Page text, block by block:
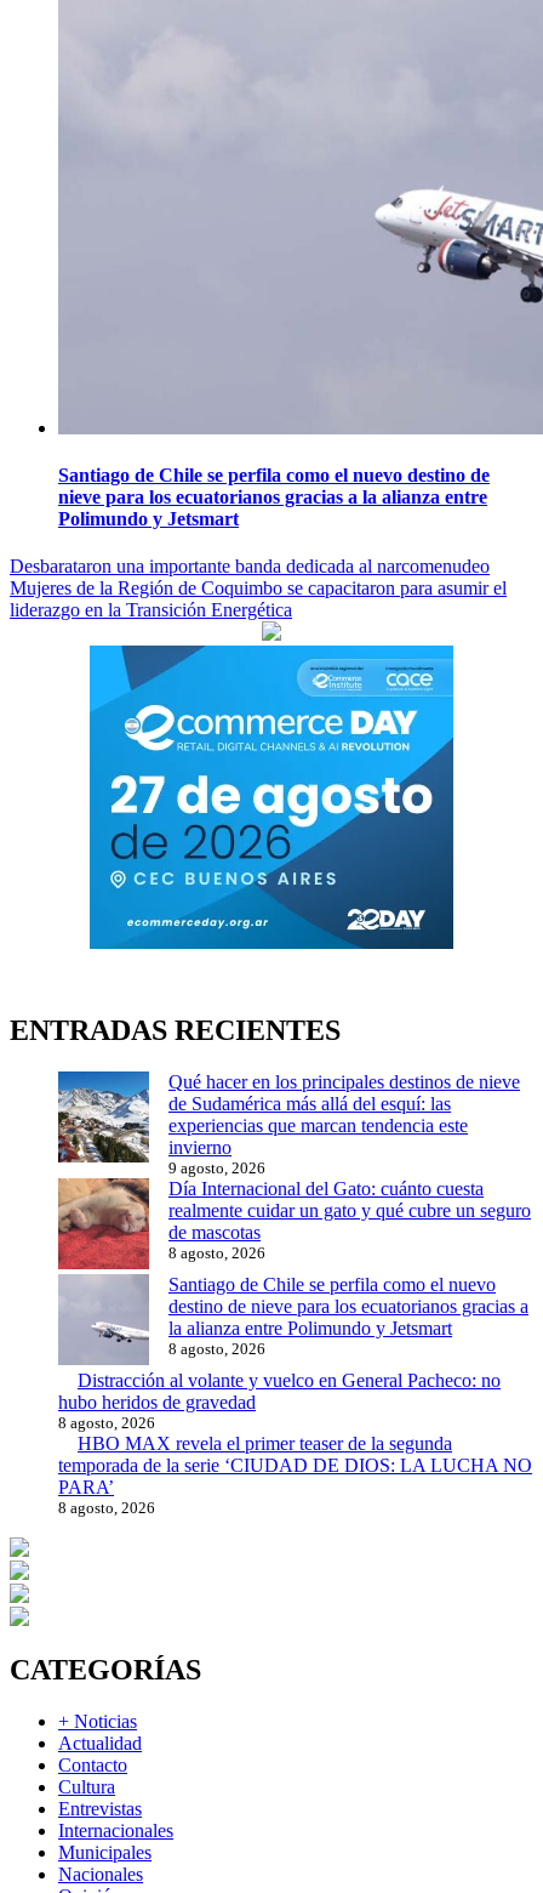
Santiago de Chile se perfila como el nuevo destino de
nieve para los ecuatorianos gracias a la alianza entre
Polimundo y Jetsmart
Navegación
de
Desbarataron una importante banda dedicada al narcomenudeo
Mujeres de la Región de Coquimbo se capacitaron para asumir el
liderazgo en la Transición Energética
ENTRADAS RECIENTES
Qué hacer en los principales destinos de nieve
de Sudamérica más allá del esquí: las
experiencias que marcan tendencia este
invierno
9 agosto, 2026
Día Internacional del Gato: cuánto cuesta
realmente cuidar un gato y qué cubre un seguro
de mascotas
8 agosto, 2026
Santiago de Chile se perfila como el nuevo
destino de nieve para los ecuatorianos gracias a
la alianza entre Polimundo y Jetsmart
8 agosto, 2026
Distracción al volante y vuelco en General Pacheco: no
hubo heridos de gravedad
8 agosto, 2026
HBO MAX revela el primer teaser de la segunda
temporada de la serie ‘CIUDAD DE DIOS: LA LUCHA NO
PARA’
8 agosto, 2026
CATEGORÍAS
+ Noticias
Actualidad
Contacto
Cultura
Entrevistas
Internacionales
Municipales
Nacionales